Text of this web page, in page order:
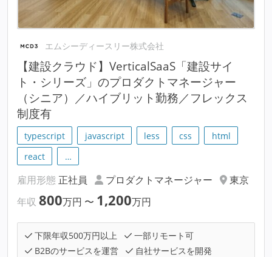
エムシーディースリー株式会社
【建設クラウド】VerticalSaaS「建設サイ
ト・シリーズ」のプロダクトマネージャー
（シニア）／ハイブリット勤務／フレックス
制度有
typescript javascript less css
html
react
…
雇用形態 正社員 プロダクトマネージャー
東京
年収 800万円 〜 1,200万円
下限年収500万円以上
一部リモート可
B2Bのサービスを運営
自社サービスを開発